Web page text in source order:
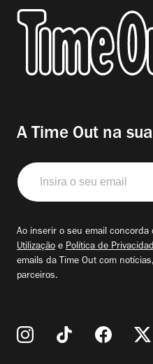
A Time Out na
Insira
o
seu
Ao inserir o seu email concorda
Utilização e Política de
emails da Time Out com
parceiros.